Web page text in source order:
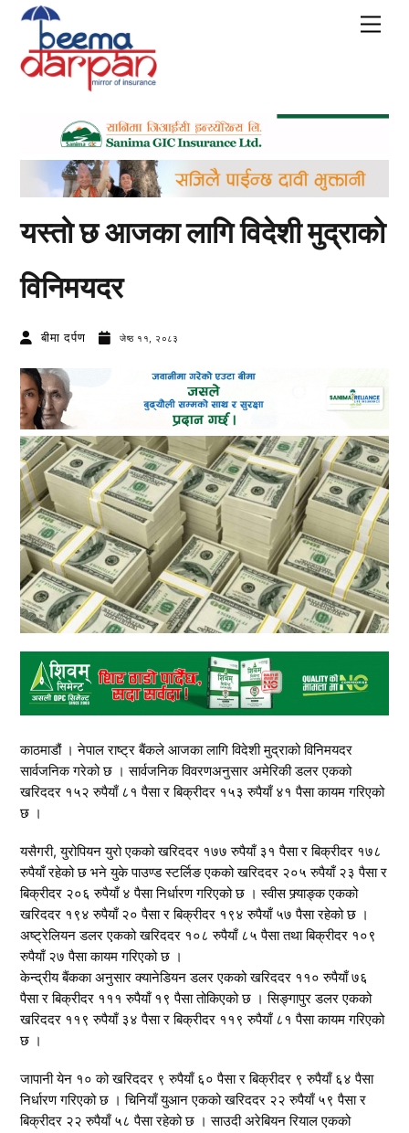
Skip
content
यस्तो छ आजका लागि विदेशी मुद्राको
विनिमयदर
बीमा दर्पण जेष्ठ ११, २०८३
काठमाडौं । नेपाल राष्ट्र बैंकले आजका लागि विदेशी मुद्राको विनिमयदर
सार्वजनिक गरेको छ । सार्वजनिक विवरणअनुसार अमेरिकी डलर एकको
खरिददर १५२ रुपैयाँ ८१ पैसा र बिक्रीदर १५३ रुपैयाँ ४१ पैसा कायम गरिएको
छ ।
यसैगरी, युरोपियन युरो एकको खरिददर १७७ रुपैयाँ ३१ पैसा र बिक्रीदर १७८
रुपैयाँ रहेको छ भने युके पाउण्ड स्टर्लिङ एकको खरिददर २०५ रुपैयाँ २३ पैसा र
बिक्रीदर २०६ रुपैयाँ ४ पैसा निर्धारण गरिएको छ । स्वीस फ्र्याङ्क एकको
खरिददर १९४ रुपैयाँ २० पैसा र बिक्रीदर १९४ रुपैयाँ ५७ पैसा रहेको छ ।
अष्ट्रेलियन डलर एकको खरिददर १०८ रुपैयाँ ८५ पैसा तथा बिक्रीदर १०९
रुपैयाँ २७ पैसा कायम गरिएको छ ।
केन्द्रीय बैंकका अनुसार क्यानेडियन डलर एकको खरिददर ११० रुपैयाँ ७६
पैसा र बिक्रीदर १११ रुपैयाँ १९ पैसा तोकिएको छ । सिङ्गापुर डलर एकको
खरिददर ११९ रुपैयाँ ३४ पैसा र बिक्रीदर ११९ रुपैयाँ ८१ पैसा कायम गरिएको
छ ।
जापानी येन १० को खरिददर ९ रुपैयाँ ६० पैसा र बिक्रीदर ९ रुपैयाँ ६४ पैसा
निर्धारण गरिएको छ । चिनियाँ युआन एकको खरिददर २२ रुपैयाँ ५९ पैसा र
बिक्रीदर २२ रुपैयाँ ५८ पैसा रहेको छ । साउदी अरेबियन रियाल एकको